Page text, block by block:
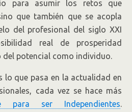
para asumir los retos que
que también que se acopla
del profesional del siglo XXI
real de prosperidad
potencial como individuo.
lo que pasa en la actualidad en
cada vez se hace más
para ser Independientes.